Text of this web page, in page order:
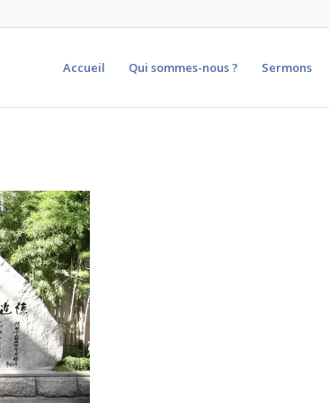
Accueil Qui sommes-nous ? Sermons